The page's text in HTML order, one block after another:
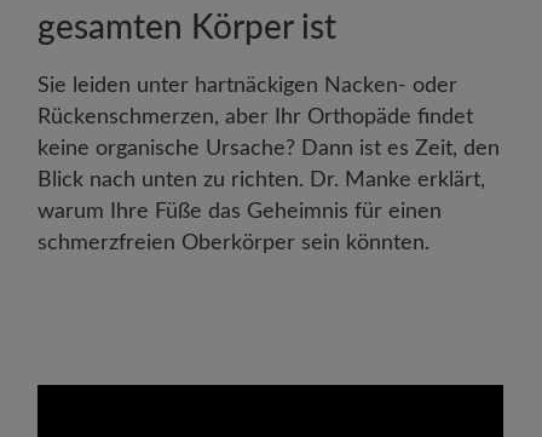
gesamten Körper ist
Sie leiden unter hartnäckigen Nacken- oder
Rückenschmerzen, aber Ihr Orthopäde findet
keine organische Ursache? Dann ist es Zeit, den
Blick nach unten zu richten. Dr. Manke erklärt,
warum Ihre Füße das Geheimnis für einen
schmerzfreien Oberkörper sein könnten.